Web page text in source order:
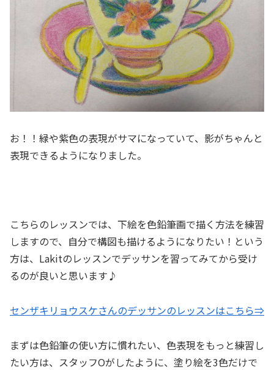
お！！緑や紫色の表現がサマになっていて、影がちゃんと
表現できるようになりました。
こちらのレッスンでは、下絵を色鉛筆画で描く方法を練習
しますので、自分で構図も描けるようになりたい！という
方は、Lakitのレッスンでデッサンを習ってみてから受け
るのが良いと思います♪
センザキリョウスケさんのデッサンのレッスンはこちら⇒
まずは色鉛筆の使い方に慣れたい、色表現をもっと練習し
たい方は、スタッフOがしたように、塗り絵を3色だけで